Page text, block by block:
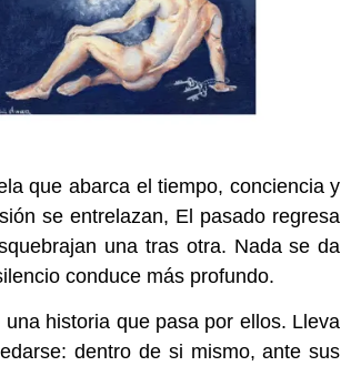
que abarca el tiempo, conciencia y
se entrelazan, El pasado regresa
una tras otra. Nada se da
conduce más profundo.
una historia que pasa por ellos. Lleva
dentro de si mismo, ante sus